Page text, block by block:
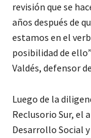
revisión que se
años después de
estamos en el
posibilidad de
Valdés, defensor
Luego de la
Reclusorio Sur, el
Desarrollo Social